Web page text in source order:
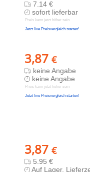
7.14 €
sofort lieferbar
Preis kann jetzt höher sein
Jetzt live Preisvergleich starten!
3,87 €
keine Angabe
keine Angabe
Preis kann jetzt höher sein
Jetzt live Preisvergleich starten!
3,87 €
5.95 €
Auf Lager,